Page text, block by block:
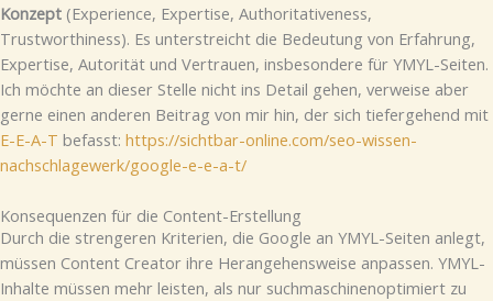
Konzept (Experience, Expertise, Authoritativeness,
Trustworthiness). Es unterstreicht die Bedeutung von Erfahrung,
Expertise, Autorität und Vertrauen, insbesondere für YMYL-Seiten.
Ich möchte an dieser Stelle nicht ins Detail gehen, verweise aber
gerne einen anderen Beitrag von mir hin, der sich tiefergehend mit
E-E-A-T befasst: https://sichtbar-online.com/seo-wissen-
nachschlagewerk/google-e-e-a-t/
Konsequenzen für die Content-Erstellung
Durch die strengeren Kriterien, die Google an YMYL-Seiten anlegt,
müssen Content Creator ihre Herangehensweise anpassen. YMYL-
Inhalte müssen mehr leisten, als nur suchmaschinenoptimiert zu